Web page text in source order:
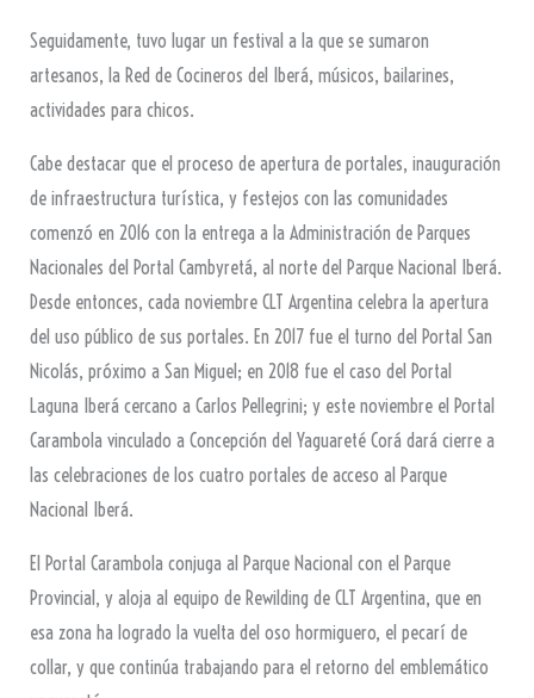
Seguidamente, tuvo lugar un festival a la que se sumaron
artesanos, la Red de Cocineros del Iberá, músicos, bailarines,
actividades para chicos.
Cabe destacar que el proceso de apertura de portales, inauguración
de infraestructura turística, y festejos con las comunidades
comenzó en 2016 con la entrega a la Administración de Parques
Nacionales del Portal Cambyretá, al norte del Parque Nacional Iberá.
Desde entonces, cada noviembre CLT Argentina celebra la apertura
del uso público de sus portales. En 2017 fue el turno del Portal San
Nicolás, próximo a San Miguel; en 2018 fue el caso del Portal
Laguna Iberá cercano a Carlos Pellegrini; y este noviembre el Portal
Carambola vinculado a Concepción del Yaguareté Corá dará cierre a
las celebraciones de los cuatro portales de acceso al Parque
Nacional Iberá.
El Portal Carambola conjuga al Parque Nacional con el Parque
Provincial, y aloja al equipo de Rewilding de CLT Argentina, que en
esa zona ha logrado la vuelta del oso hormiguero, el pecarí de
collar, y que continúa trabajando para el retorno del emblemático